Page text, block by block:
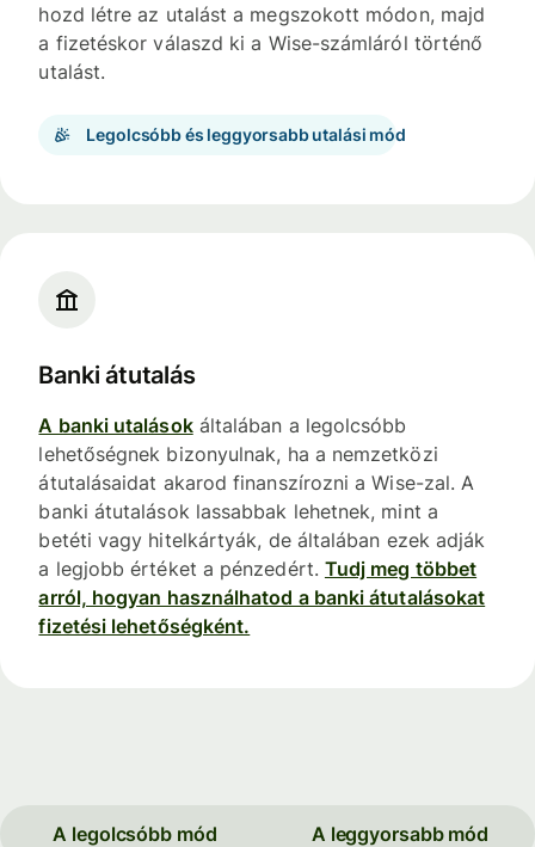
hozd létre az utalást a megszokott módon, majd
a fizetéskor válaszd ki a Wise-számláról történő
utalást.
Legolcsóbb és leggyorsabb utalási mód
Banki átutalás
A banki utalásokáltalában a legolcsóbb
lehetőségnek bizonyulnak, ha a nemzetközi
átutalásaidat akarod finanszírozni a Wise-zal. A
banki átutalások lassabbak lehetnek, mint a
betéti vagy hitelkártyák, de általában ezek adják
a legjobb értéket a pénzedért. Tudj meg többet
arról, hogyan használhatod a banki átutalásokat
fizetési lehetőségként.
A legolcsóbb mód A leggyorsabb mód